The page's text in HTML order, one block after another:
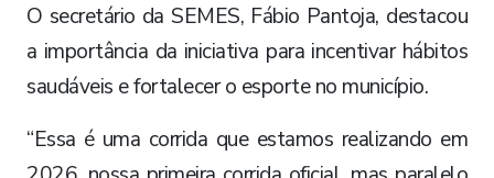
O secretário da SEMES, Fábio Pantoja, destacou
a importância da iniciativa para incentivar hábitos
saudáveis e fortalecer o esporte no município.
“Essa é uma corrida que estamos realizando em